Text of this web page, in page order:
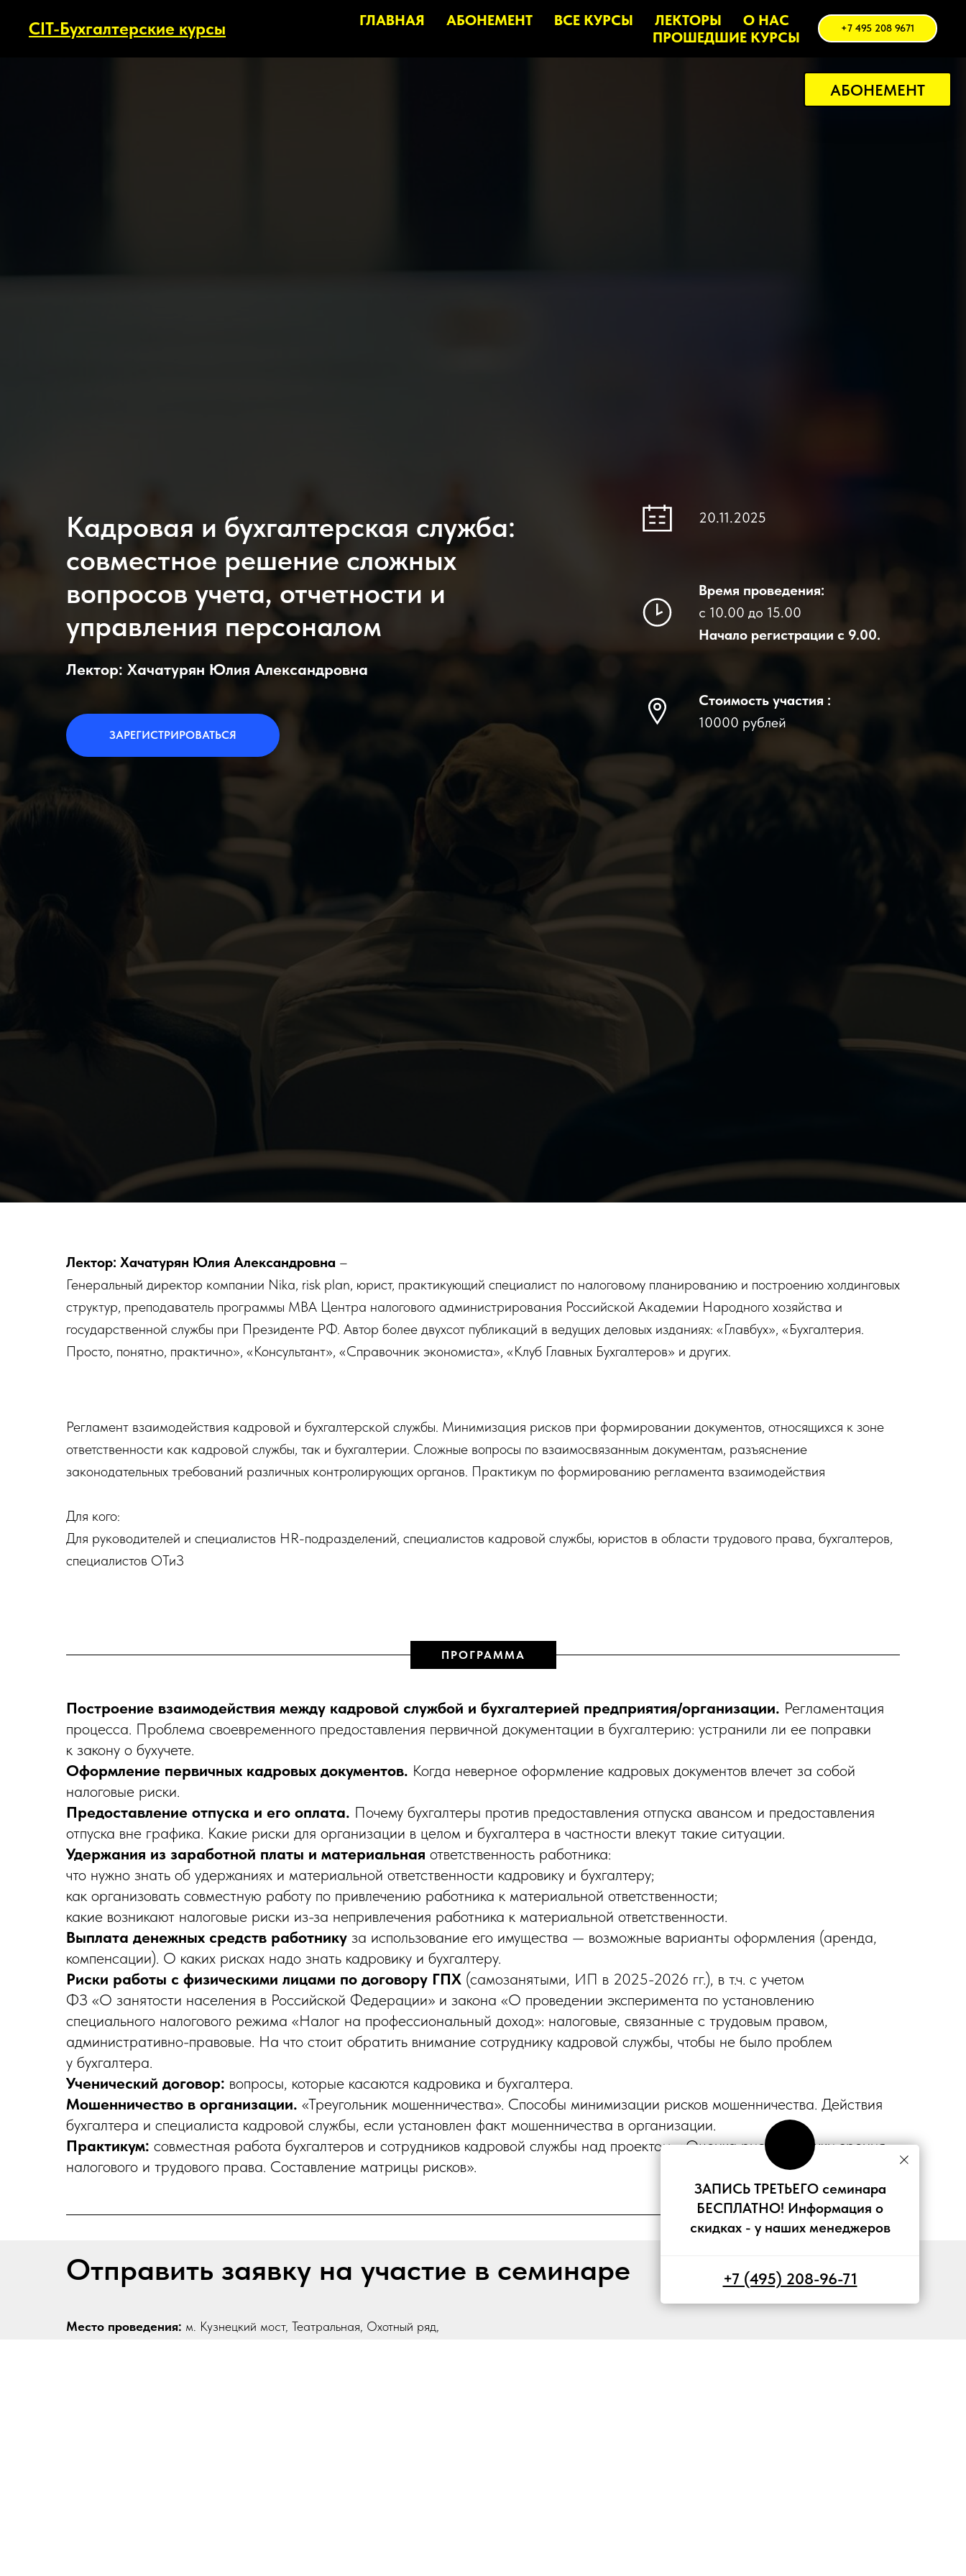
CIT-Бухгалтерские курсы ГЛАВНАЯ АБОНЕМЕНТ ВСЕ КУРСЫ ЛЕКТОРЫ
О НАС
ПРОШЕДШИЕ КУРСЫ
+7 495 208 9671
АБОНЕМЕНТ
ЗАПИСЬ ТРЕТЬЕГО семинара
БЕСПЛАТНО! Информация о
скидках - у наших менеджеров
+7 (495) 208-96-71
Кадровая и бухгалтерская служба:
совместное решение сложных
вопросов учета, отчетности и
управления персоналом
Лектор: Хачатурян Юлия Александровна
ЗАРЕГИСТРИРОВАТЬСЯ
20.11.2025
Время проведения:
с 10.00 до 15.00
Начало регистрации с 9.00.
Стоимость участия :
10000 рублей
Лектор: Хачатурян Юлия Александровна –
Генеральный директор компании Nika, risk plan, юрист, практикующий специалист по налоговому планированию и построению холдинговых
структур, преподаватель программы МВА Центра налогового администрирования Российской Академии Народного хозяйства и
государственной службы при Президенте РФ. Автор более двухсот публикаций в ведущих деловых изданиях: «Главбух», «Бухгалтерия.
Просто, понятно, практично», «Консультант», «Справочник экономиста», «Клуб Главных Бухгалтеров» и других.
Регламент взаимодействия кадровой и бухгалтерской службы. Минимизация рисков при формировании документов, относящихся к зоне
ответственности как кадровой службы, так и бухгалтерии. Сложные вопросы по взаимосвязанным документам, разъяснение
законодательных требований различных контролирующих органов. Практикум по формированию регламента взаимодействия
Для кого:
Для руководителей и специалистов HR-подразделений, специалистов кадровой службы, юристов в области трудового права, бухгалтеров,
специалистов ОТиЗ
ПРОГРАММА
Построение взаимодействия между кадровой службой и бухгалтерией предприятия/организации. Регламентация
процесса. Проблема своевременного предоставления первичной документации в бухгалтерию: устранили ли ее поправки
к закону о бухучете.
Оформление первичных кадровых документов. Когда неверное оформление кадровых документов влечет за собой
налоговые риски.
Предоставление отпуска и его оплата. Почему бухгалтеры против предоставления отпуска авансом и предоставления
отпуска вне графика. Какие риски для организации в целом и бухгалтера в частности влекут такие ситуации.
Удержания из заработной платы и материальная ответственность работника:
что нужно знать об удержаниях и материальной ответственности кадровику и бухгалтеру;
как организовать совместную работу по привлечению работника к материальной ответственности;
какие возникают налоговые риски из-за непривлечения работника к материальной ответственности.
Выплата денежных средств работнику за использование его имущества — возможные варианты оформления (аренда,
компенсации). О каких рисках надо знать кадровику и бухгалтеру.
Риски работы с физическими лицами по договору ГПХ (самозанятыми, ИП в 2025-2026 гг.), в т.ч. с учетом
ФЗ «О занятости населения в Российской Федерации» и закона «О проведении эксперимента по установлению
специального налогового режима «Налог на профессиональный доход»: налоговые, связанные с трудовым правом,
административно-правовые. На что стоит обратить внимание сотруднику кадровой службы, чтобы не было проблем
у бухгалтера.
Ученический договор: вопросы, которые касаются кадровика и бухгалтера.
Мошенничество в организации. «Треугольник мошенничества». Способы минимизации рисков мошенничества. Действия
бухгалтера и специалиста кадровой службы, если установлен факт мошенничества в организации.
Практикум: совместная работа бухгалтеров и сотрудников кадровой службы над проектом: «Оценка рисков с точки зрения
налогового и трудового права. Составление матрицы рисков».
Отправить заявку на участие в семинаре
Место проведения: м. Кузнецкий мост, Театральная, Охотный ряд,